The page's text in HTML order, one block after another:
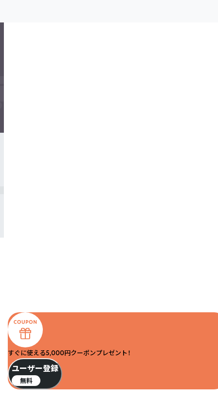
すぐに使える5,000円クーポンプレゼント！
ユーザー登録
無料